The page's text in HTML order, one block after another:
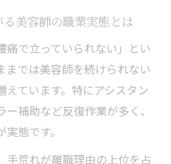
じる前に職場環境を見直
く働くための環境選びの
美容師の職業実態とは
痛で立っていられない」とい
までは美容師を続けられない
えています。特にアシスタン
補助など反復作業が多く、
態です。
手荒れが離職理由の上位を占